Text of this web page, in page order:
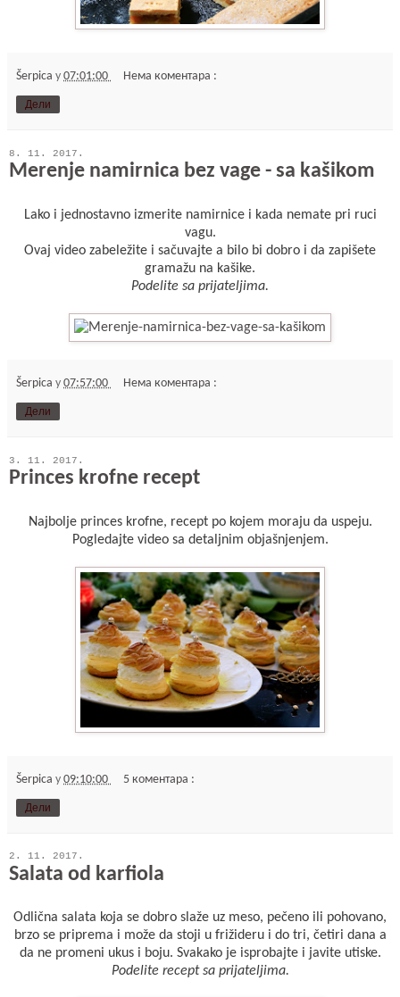
Šerpica у 07:01:00 Нема коментара :
Дели
8. 11. 2017.
Merenje namirnica bez vage - sa kašikom
Lako i jednostavno izmerite namirnice i kada nemate pri ruci
vagu.
Ovaj video zabeležite i sačuvajte a bilo bi dobro i da zapišete
gramažu na kašike.
Podelite sa prijateljima.
Šerpica у 07:57:00 Нема коментара :
Дели
3. 11. 2017.
Princes krofne recept
Najbolje princes krofne, recept po kojem moraju da uspeju.
Pogledajte video sa detaljnim objašnjenjem.
Šerpica у 09:10:00 5 коментара :
Дели
2. 11. 2017.
Salata od karfiola
Odlična salata koja se dobro slaže uz meso, pečeno ili pohovano,
brzo se priprema i može da stoji u frižideru i do tri, četiri dana a
da ne promeni ukus i boju. Svakako je isprobajte i javite utiske.
Podelite recept sa prijateljima.